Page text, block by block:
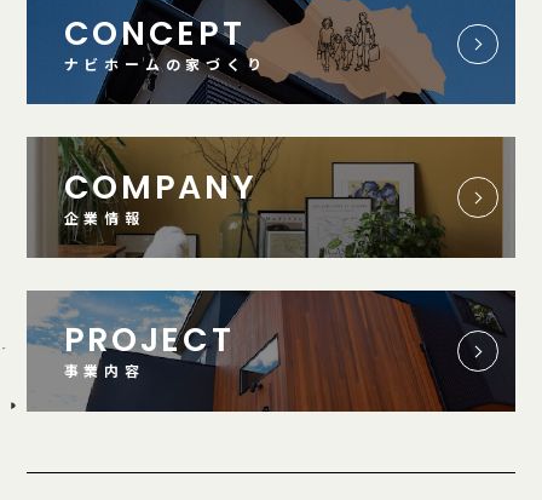
CONCEPT
ナビホームの家づくり
COMPANY
企業情報
PROJECT
事業内容